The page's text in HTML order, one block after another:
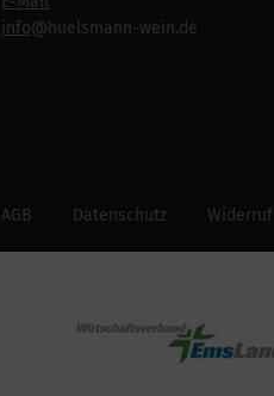
info@huelsmann-wein.de
AGB Datenschutz Widerruf